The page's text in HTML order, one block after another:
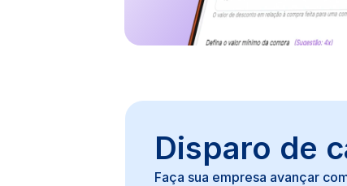
Disparo de
Faça sua empresa avançar